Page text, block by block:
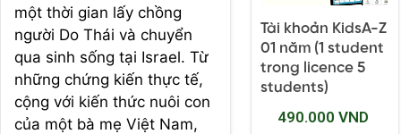
một thời gian lấy chồng
người Do Thái và chuyển
qua sinh sống tại Israel. Từ
những chứng kiến thực tế,
cộng với kiến thức nuôi con
của một bà mẹ Việt Nam,
Tài khoản KidsA-Z
01 năm (1 student
trong licence 5
students)
490.000 VND